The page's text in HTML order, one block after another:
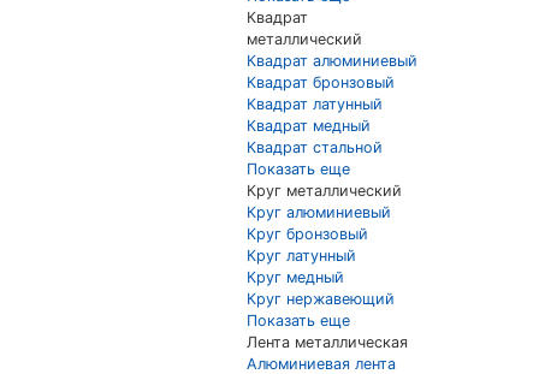
Квадрат
металлический
Квадрат алюминиевый
Квадрат бронзовый
Квадрат латунный
Квадрат медный
Квадрат стальной
Показать еще
Круг металлический
Круг алюминиевый
Круг бронзовый
Круг латунный
Круг медный
Круг нержавеющий
Показать еще
Лента металлическая
Алюминиевая лента